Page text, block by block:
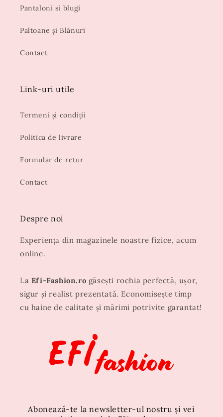
Pantaloni si blugi
Paltoane și Blănuri
Contact
Link-uri utile
Termeni și condiții
Politica de livrare
Formular de retur
Contact
Despre noi
Experiența din magazinele noastre fizice, acum
online.
La Efi-Fashion.ro găsești rochia perfectă, ușor,
sigur și realist prezentată. Economisește timp
cu haine de calitate și mărimi potrivite garantat!
Abonează-te la newsletter-ul nostru și vei